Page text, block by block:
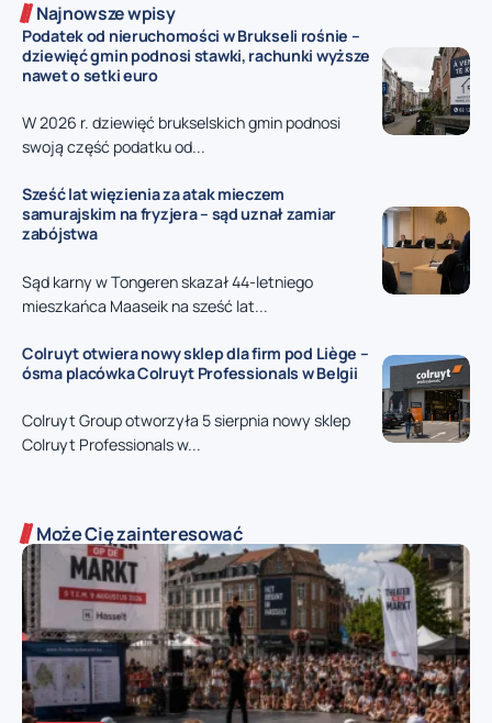
Najnowsze wpisy
Podatek od nieruchomości w Brukseli rośnie –
dziewięć gmin podnosi stawki, rachunki wyższe
nawet o setki euro
W 2026 r. dziewięć brukselskich gmin podnosi
swoją część podatku od...
Sześć lat więzienia za atak mieczem
samurajskim na fryzjera – sąd uznał zamiar
zabójstwa
Sąd karny w Tongeren skazał 44-letniego
mieszkańca Maaseik na sześć lat...
Colruyt otwiera nowy sklep dla firm pod Liège –
ósma placówka Colruyt Professionals w Belgii
Colruyt Group otworzyła 5 sierpnia nowy sklep
Colruyt Professionals w...
Może Cię zainteresować